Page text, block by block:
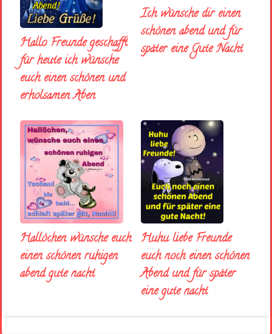
Hallo Freunde geschafft
für heute ich wünsche
euch einen schönen und
erholsamen Aben
Ich wünsche dir einen
schönen abend und fúr
später eine Gute Nacht
Hallöchen wünsche euch
einen schönen ruhigen
abend gute nacht
Huhu liebe Freunde
euch noch einen schönen
Abend und für später
eine gute nacht